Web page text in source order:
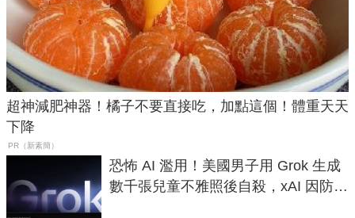
超神減肥神器！橘子不要直接吃，加點這個！體重天天
下降
PR（新素簡）
恐怖 AI 濫用！美國男子用 Grok 生成
數千張兒童不雅照後自殺，xAI 因防護